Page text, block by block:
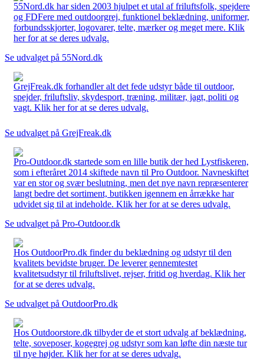
55Nord.dk har siden 2003 hjulpet et utal af friluftsfolk, spejdere
og FDFere med outdoorgrej, funktionel beklædning, uniformer,
forbundsskjorter, logovarer, telte, mærker og meget mere. Klik
her for at se deres udvalg.
Se udvalget på 55Nord.dk
GrejFreak.dk forhandler alt det fede udstyr både til outdoor,
spejder, friluftsliv, skydesport, træning, militær, jagt, politi og
vagt. Klik her for at se deres udvalg.
Se udvalget på GrejFreak.dk
Pro-Outdoor.dk startede som en lille butik der hed Lystfiskeren,
som i efteråret 2014 skiftede navn til Pro Outdoor. Navneskiftet
var en stor og svær beslutning, men det nye navn repræsenterer
langt bedre det sortiment, butikken igennem en årrække har
udvidet sig til at indeholde. Klik her for at se deres udvalg.
Se udvalget på Pro-Outdoor.dk
Hos OutdoorPro.dk finder du beklædning og udstyr til den
kvalitets bevidste bruger. De leverer gennemtestet
kvalitetsudstyr til friluftslivet, rejser, fritid og hverdag. Klik her
for at se deres udvalg.
Se udvalget på OutdoorPro.dk
Hos Outdoorstore.dk tilbyder de et stort udvalg af beklædning,
telte, soveposer, kogegrej og udstyr som kan løfte din næste tur
til nye højder. Klik her for at se deres udvalg.